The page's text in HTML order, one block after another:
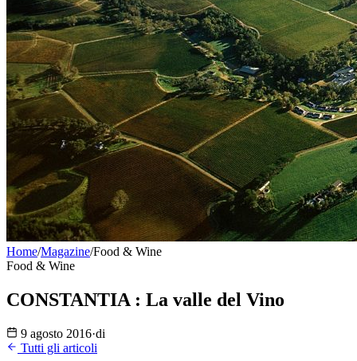
Home/Magazine/Food & Wine
Food & Wine
CONSTANTIA : La valle del Vino
9 agosto 2016·di
Tutti gli articoli